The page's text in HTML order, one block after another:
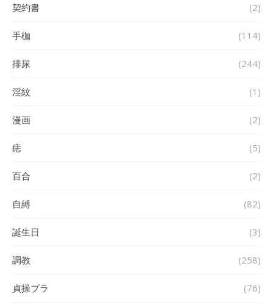
契約書 (2)
手枷 (114)
排尿 (244)
淫紋 (1)
漫画 (2)
痣 (5)
百合 (2)
自縛 (82)
誕生日 (3)
調教 (258)
貞操ブラ (76)